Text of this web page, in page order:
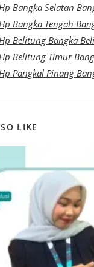
Bangka Selatan
Bangka Tengah
Belitung Bangka
Belitung Timur
Pangkal Pinang
LIKE